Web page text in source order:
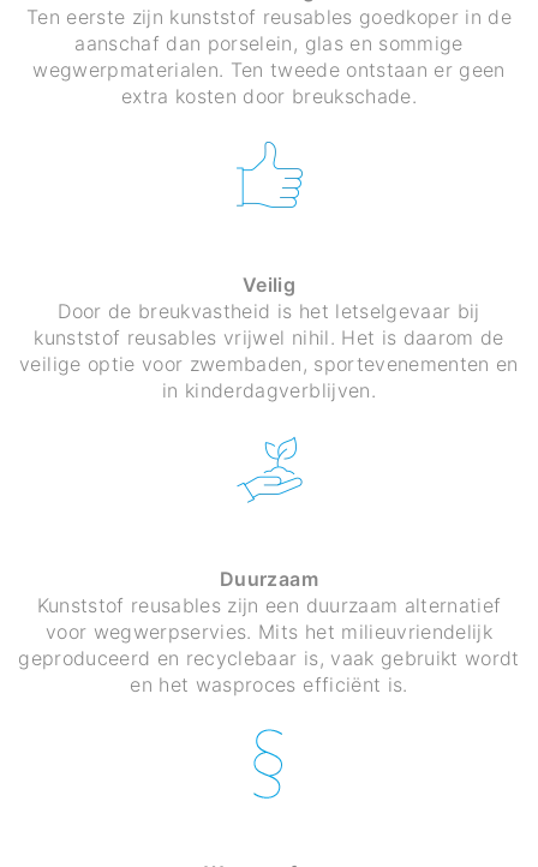
Ten eerste zijn kunststof reusables goedkoper in de
aanschaf dan porselein, glas en sommige
wegwerpmaterialen. Ten tweede ontstaan er geen
extra kosten door breukschade.
Veilig
Door de breukvastheid is het letselgevaar bij
kunststof reusables vrijwel nihil. Het is daarom de
veilige optie voor zwembaden, sportevenementen en
in kinderdagverblijven.
Duurzaam
Kunststof reusables zijn een duurzaam alternatief
voor wegwerpservies. Mits het milieuvriendelijk
geproduceerd en recyclebaar is, vaak gebruikt wordt
en het wasproces efficiënt is.